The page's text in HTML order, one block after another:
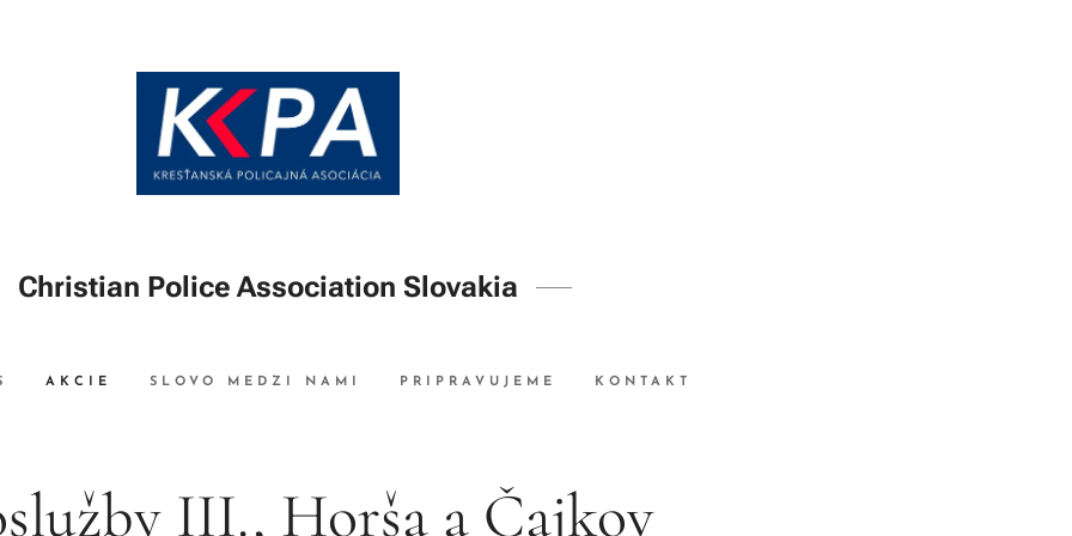
Christian Police Association Slovakia
AKCIE SLOVO MEDZI NAMI PRIPRAVUJEME KONTAKT
III., Horša a Čajkov